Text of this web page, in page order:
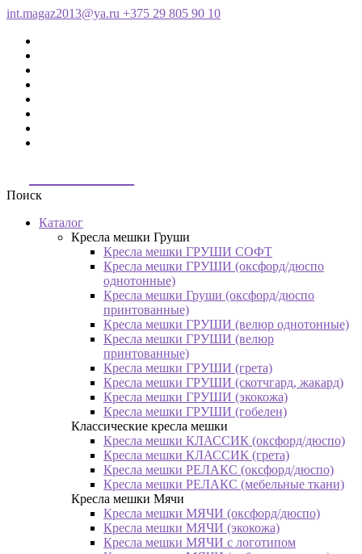
int.magaz2013@ya.ru +375 29 805 90 10
Поиск
Каталог
Кресла мешки Груши
Кресла мешки ГРУШИ СОФТ
Кресла мешки ГРУШИ (оксфорд/дюспо
однотонные)
Кресла мешки Груши (оксфорд/дюспо
принтованные)
Кресла мешки ГРУШИ (велюр однотонные)
Кресла мешки ГРУШИ (велюр
принтованные)
Кресла мешки ГРУШИ (грета)
Кресла мешки ГРУШИ (скотчгард, жакард)
Кресла мешки ГРУШИ (экокожа)
Кресла мешки ГРУШИ (гобелен)
Классические кресла мешки
Кресла мешки КЛАССИК (оксфорд/дюспо)
Кресла мешки КЛАССИК (грета)
Креслa мешки РЕЛАКС (оксфорд/дюспо)
Креслa мешки РЕЛАКС (мебельные ткани)
Кресла мешки Мячи
Кресла мешки МЯЧИ (оксфорд/дюспо)
Кресла мешки МЯЧИ (экокожа)
Кресла мешки МЯЧИ с логотипом